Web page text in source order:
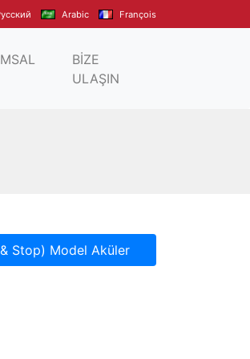
Arabic François
BİZE
ULAŞIN
Stop) Model Aküler